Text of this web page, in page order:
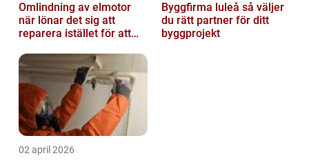
Omlindning av elmotor
när lönar det sig att
reparera istället för att
Byggfirma luleå så väljer
du rätt partner för ditt
byggprojekt
02 april 2026